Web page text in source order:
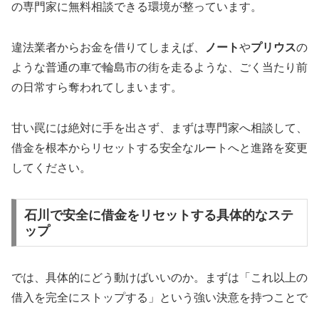
の専門家に無料相談できる環境が整っています。
違法業者からお金を借りてしまえば、 ノートやプリウスの
ような普通の車で輪島市の街を走るような、ごく当たり前
の日常すら奪われてしまいます。
甘い罠には絶対に手を出さず、まずは専門家へ相談して、
借金を根本からリセットする安全なルートへと進路を変更
してください。
石川で安全に借金をリセットする具体的なステ
ップ
では、具体的にどう動けばいいのか。まずは「これ以上の
借入を完全にストップする」という強い決意を持つことで